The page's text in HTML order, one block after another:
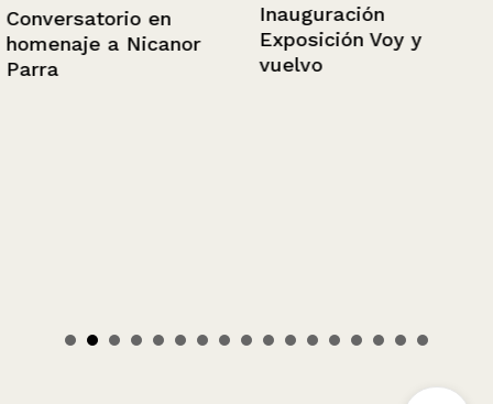
Conversatorio en
homenaje a Nicanor
Parra
Inauguración
Exposición Voy y
vuelvo